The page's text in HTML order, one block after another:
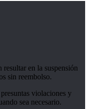
resultar en la suspensión
sin reembolso.
violaciones y
sea necesario.